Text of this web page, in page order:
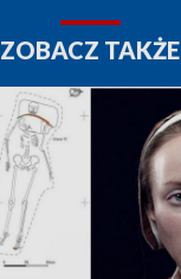
ZOBACZ TAKŻE